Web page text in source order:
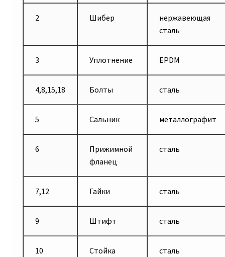
2 Шибер
нержавеющая
сталь
3 Уплотнение EPDM
4,8,15,18 Болты сталь
5 Сальник металлографит
6
Прижимной
фланец
сталь
7,12 Гайки сталь
9 Штифт сталь
10 Стойка сталь